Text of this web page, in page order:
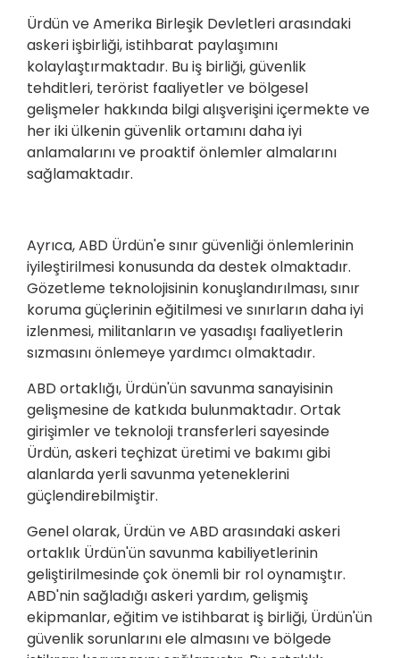
Ürdün ve Amerika Birleşik Devletleri arasındaki
askeri işbirliği, istihbarat paylaşımını
kolaylaştırmaktadır. Bu iş birliği, güvenlik
tehditleri, terörist faaliyetler ve bölgesel
gelişmeler hakkında bilgi alışverişini içermekte ve
her iki ülkenin güvenlik ortamını daha iyi
anlamalarını ve proaktif önlemler almalarını
sağlamaktadır.
Ayrıca, ABD Ürdün'e sınır güvenliği önlemlerinin
iyileştirilmesi konusunda da destek olmaktadır.
Gözetleme teknolojisinin konuşlandırılması, sınır
koruma güçlerinin eğitilmesi ve sınırların daha iyi
izlenmesi, militanların ve yasadışı faaliyetlerin
sızmasını önlemeye yardımcı olmaktadır.
ABD ortaklığı, Ürdün'ün savunma sanayisinin
gelişmesine de katkıda bulunmaktadır. Ortak
girişimler ve teknoloji transferleri sayesinde
Ürdün, askeri teçhizat üretimi ve bakımı gibi
alanlarda yerli savunma yeteneklerini
güçlendirebilmiştir.
Genel olarak, Ürdün ve ABD arasındaki askeri
ortaklık Ürdün'ün savunma kabiliyetlerinin
geliştirilmesinde çok önemli bir rol oynamıştır.
ABD'nin sağladığı askeri yardım, gelişmiş
ekipmanlar, eğitim ve istihbarat iş birliği, Ürdün'ün
güvenlik sorunlarını ele almasını ve bölgede